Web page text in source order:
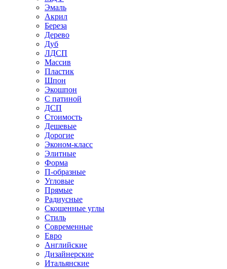
Эмаль
Акрил
Береза
Дерево
Дуб
ЛДСП
Массив
Пластик
Шпон
Экошпон
С патиной
ДСП
Стоимость
Дешевые
Дорогие
Эконом-класс
Элитные
Форма
П-образные
Угловые
Прямые
Радиусные
Скошенные углы
Стиль
Современные
Евро
Английские
Дизайнерские
Итальянские